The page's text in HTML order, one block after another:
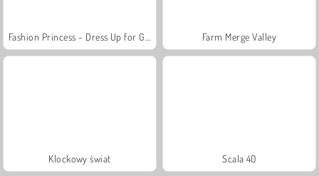
Farm Merge Valley
Klockowy świat Scala 40